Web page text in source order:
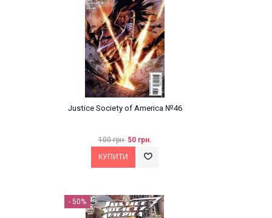
Justice Society of America №46
100 грн. 50 грн.
- 50%